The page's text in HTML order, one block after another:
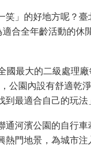
」的好地方呢？
合全年齡活動的休
最大的二級處理廠
公園內設有舒適乾
最適合自己的玩法
河濱公園的自行
門地景，為城市注